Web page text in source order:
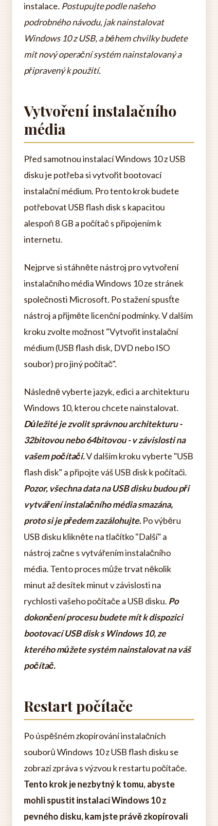
instalace. Postupujte podle našeho
podrobného návodu, jak nainstalovat
Windows 10 z USB, a během chvilky budete
mít nový operační systém nainstalovaný a
připravený k použití.
Vytvoření instalačního
média
Před samotnou instalací Windows 10 z USB
disku je potřeba si vytvořit bootovací
instalační médium. Pro tento krok budete
potřebovat USB flash disk s kapacitou
alespoň 8 GB a počítač s připojením k
internetu.
Nejprve si stáhněte nástroj pro vytvoření
instalačního média Windows 10 ze stránek
společnosti Microsoft. Po stažení spusťte
nástroj a přijměte licenční podmínky. V dalším
kroku zvolte možnost "Vytvořit instalační
médium (USB flash disk, DVD nebo ISO
soubor) pro jiný počítač".
Následně vyberte jazyk, edici a architekturu
Windows 10, kterou chcete nainstalovat.
Důležité je zvolit správnou architekturu -
32bitovou nebo 64bitovou - v závislosti na
vašem počítači.V dalším kroku vyberte "USB
flash disk" a připojte váš USB disk k počítači.
Pozor, všechna data na USB disku budou při
vytváření instalačního média smazána,
proto si je předem zazálohujte. Po výběru
USB disku klikněte na tlačítko "Další" a
nástroj začne s vytvářením instalačního
média. Tento proces může trvat několik
minut až desítek minut v závislosti na
rychlosti vašeho počítače a USB disku. Po
dokončení procesu budete mít k dispozici
bootovací USB disk s Windows 10, ze
kterého můžete systém nainstalovat na váš
počítač.
Restart počítače
Po úspěšném zkopírování instalačních
souborů Windows 10 z USB flash disku se
zobrazí zpráva s výzvou k restartu počítače.
Tento krok je nezbytný k tomu, abyste
mohli spustit instalaci Windows 10 z
pevného disku, kam jste právě zkopírovali